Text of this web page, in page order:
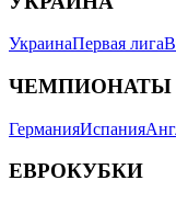
УкраинаПервая лига
ЧЕМПИОНАТЫ
ГерманияИспания
ЕВРОКУБКИ